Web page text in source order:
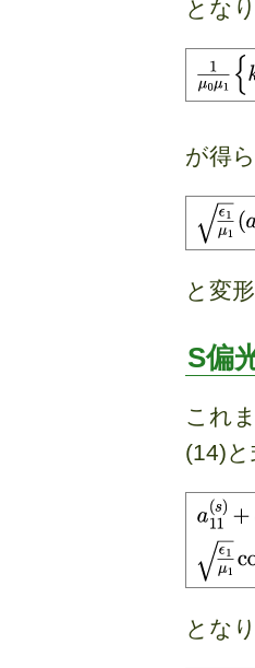
とな
が得ら
と変
S偏
これ
(14)
とな